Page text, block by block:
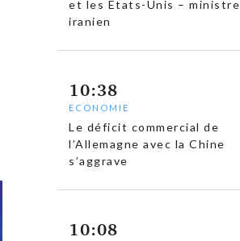
et les Etats-Unis – ministre
iranien
10:38
ECONOMIE
Le déficit commercial de
l’Allemagne avec la Chine
s’aggrave
10:08